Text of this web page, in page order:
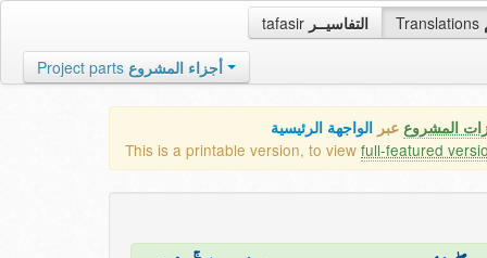
tafasir التفاسيــر Translations
Project parts أجزاء المشروع
المشروع عبر الواجهة الرئيسية
This is a printable version, to view full-featured